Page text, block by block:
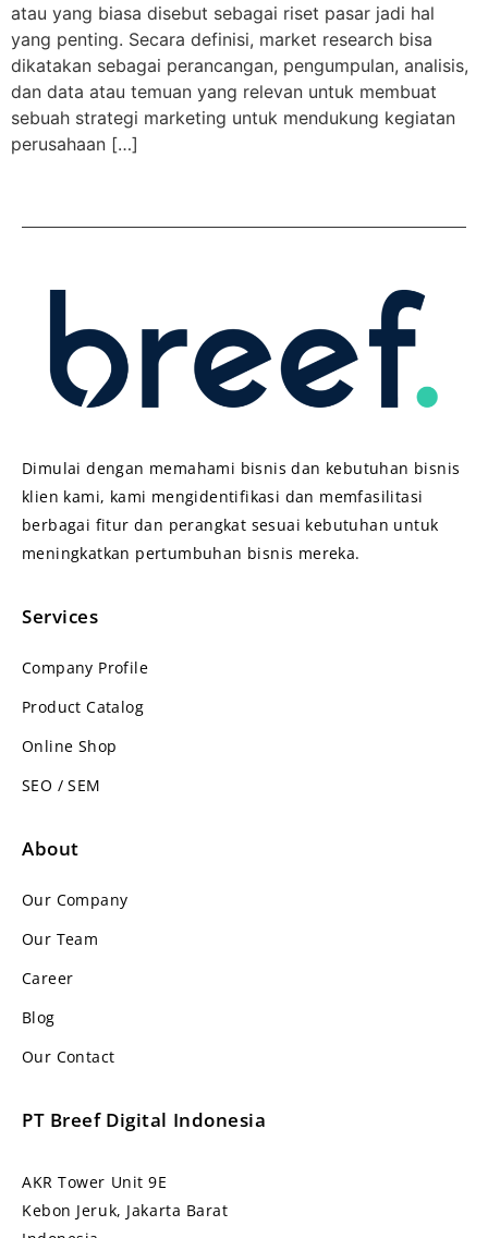
atau yang biasa disebut sebagai riset pasar jadi hal
yang penting. Secara definisi, market research bisa
dikatakan sebagai perancangan, pengumpulan, analisis,
dan data atau temuan yang relevan untuk membuat
sebuah strategi marketing untuk mendukung kegiatan
perusahaan […]
Dimulai dengan memahami bisnis dan kebutuhan bisnis
klien kami, kami mengidentifikasi dan memfasilitasi
berbagai fitur dan perangkat sesuai kebutuhan untuk
meningkatkan pertumbuhan bisnis mereka.
Services
Company Profile
Product Catalog
Online Shop
SEO / SEM
About
Our Company
Our Team
Career
Blog
Our Contact
PT Breef Digital Indonesia
AKR Tower Unit 9E
Kebon Jeruk, Jakarta Barat